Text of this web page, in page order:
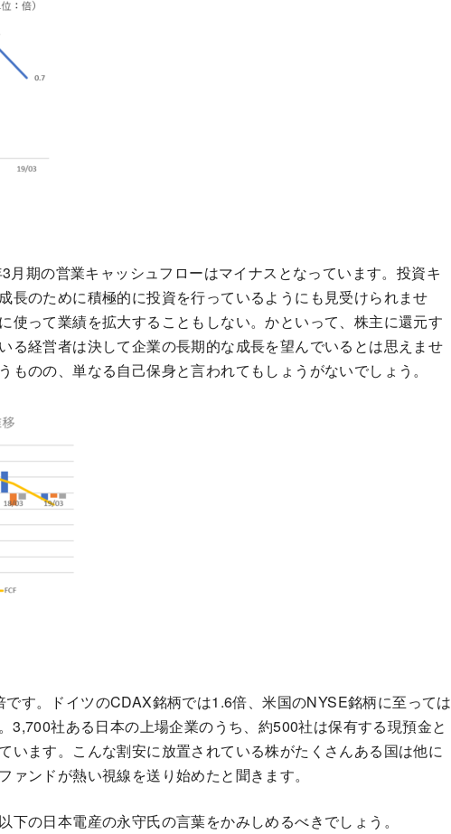
月期の営業キャッシュフローはマイナスとなっています。投資キ
長のために積極的に投資を行っているようにも見受けられませ
使って業績を拡大することもしない。かといって、株主に還元す
る経営者は決して企業の長期的な成長を望んでいるとは思えませ
のの、単なる自己保身と言われてもしょうがないでしょう。
す。ドイツのCDAX銘柄では1.6倍、米国のNYSE銘柄に至っては
3,700社ある日本の上場企業のうち、約500社は保有する現預金と
います。こんな割安に放置されている株がたくさんある国は他に
ンドが熱い視線を送り始めたと聞きます。
の日本電産の永守氏の言葉をかみしめるべきでしょう。